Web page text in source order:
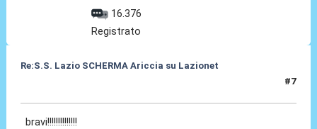
16.376
Registrato
Re:S.S. Lazio SCHERMA Ariccia su Lazionet
#7
bravi!!!!!!!!!!!!!!